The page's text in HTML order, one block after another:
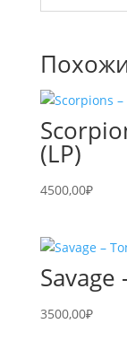
(LP)
4500,00₽
Savage
3500,00₽